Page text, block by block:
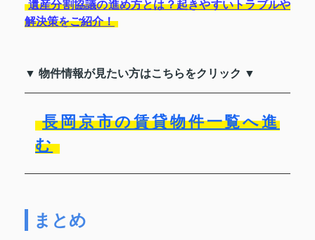
遺産分割協議の進め方とは？起きやすいトラブルや
解決策をご紹介！
▼ 物件情報が見たい方はこちらをクリック ▼
長岡京市の賃貸物件一覧へ進
む
まとめ